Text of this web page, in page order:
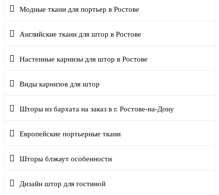
Модные ткани для портьер в Ростове
Английские ткани для штор в Ростове
Настенные карнизы для штор в Ростове
Виды карнизов для штор
Шторы из бархата на заказ в г. Ростове-на-Дону
Европейские портьерные ткани
Шторы блэкаут особенности
Дизайн штор для гостиной